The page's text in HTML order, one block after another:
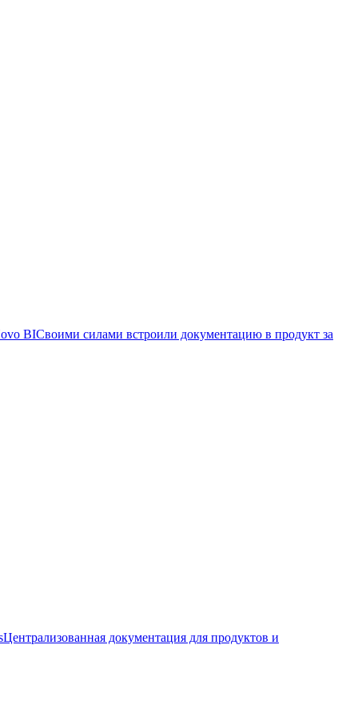
BIСвоими силами встроили документацию в продукт за
Централизованная документация для продуктов и